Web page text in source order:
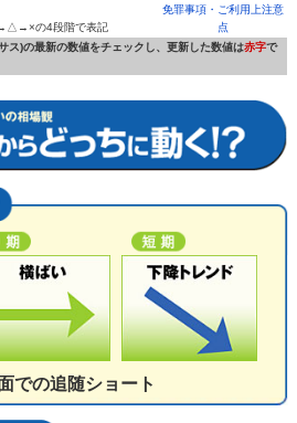
の4段階で表記
免罪事項・ご利用上注意
点
ス)の最新の数値をチェックし、更新した数値は赤字で
での追随ショート